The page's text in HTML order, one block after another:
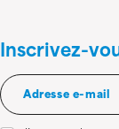
Inscrivez-